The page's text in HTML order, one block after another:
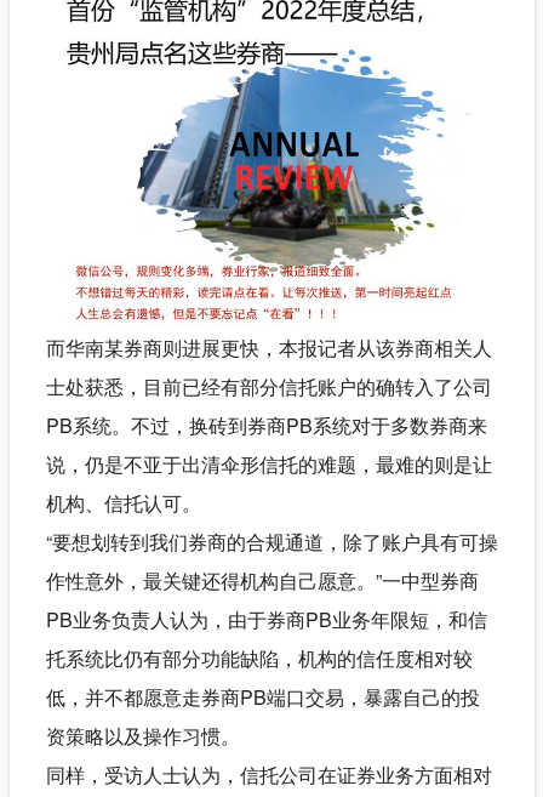
而华南某券商则进展更快，本报记者从该券商相关人
士处获悉，目前已经有部分信托账户的确转入了公司
PB系统。不过，换砖到券商PB系统对于多数券商来
说，仍是不亚于出清伞形信托的难题，最难的则是让
机构、信托认可。
“要想划转到我们券商的合规通道，除了账户具有可操
作性意外，最关键还得机构自己愿意。”一中型券商
PB业务负责人认为，由于券商PB业务年限短，和信
托系统比仍有部分功能缺陷，机构的信任度相对较
低，并不都愿意走券商PB端口交易，暴露自己的投
资策略以及操作习惯。
同样，受访人士认为，信托公司在证券业务方面相对